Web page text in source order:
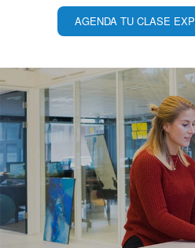
AGENDA TU CLASE